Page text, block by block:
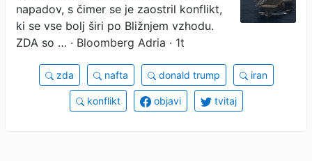
napadov, s čimer se je zaostril konflikt,
ki se vse bolj širi po Bližnjem vzhodu.
ZDA so … · Bloomberg Adria · 1t
zda nafta donald trump iran
konflikt objavi tvitaj